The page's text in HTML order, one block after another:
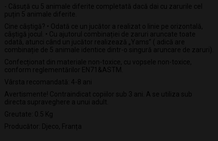
- Căsuță cu 5 animale diferite completată dacă dai cu zarurile cel
puțin 5 animale diferite.
Cine câștigă? • Odată ce un jucător a realizat o linie pe orizontală,
câștigă jocul. • Cu ajutorul combinației de zaruri aruncate toate
odată, atunci când un jucător realizează „Yams” ( adică are
combinație de 5 animale identice dintr-o singură aruncare de zaruri).
Confecționat din materiale non-toxice, cu vopsele non-toxice,
conform reglementărilor EN71&ASTM.
Vârsta recomandată: 4-8 ani
Avertismente! Contraindicat copiilor sub 3 ani. A se utiliza sub
directa supraveghere a unui adult.
Greutate: 0.5 Kg
Producător: Djeco, Franța